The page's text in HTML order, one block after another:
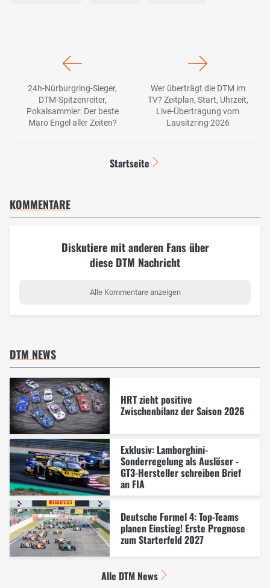
24h-Nürburgring-Sieger,
DTM-Spitzenreiter,
Pokalsammler: Der beste
Maro Engel aller Zeiten?
Wer überträgt die DTM im
TV? Zeitplan, Start, Uhrzeit,
Live-Übertragung vom
Lausitzring 2026
Startseite
KOMMENTARE
Diskutiere mit anderen Fans über
diese DTM Nachricht
Alle Kommentare anzeigen
DTM NEWS
HRT zieht positive
Zwischenbilanz der Saison 2026
Exklusiv: Lamborghini-
Sonderregelung als Auslöser -
GT3-Hersteller schreiben Brief
an FIA
Deutsche Formel 4: Top-Teams
planen Einstieg! Erste Prognose
zum Starterfeld 2027
Alle DTM News